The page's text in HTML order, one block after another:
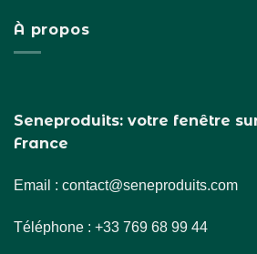
À propos
Seneproduits: votre fenêtre
France
Email : contact@seneproduits.com
Téléphone : +33 769 68 99 44